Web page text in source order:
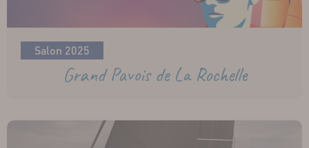
Salon 2025
Grand Pavois de La Rochelle